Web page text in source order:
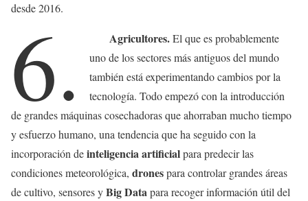
desde 2016.
6. Agricultores.El que es probablemente
uno de los sectores más antiguos del mundo
también está experimentando cambios por la
tecnología. Todo empezó con la introducción
de grandes máquinas cosechadoras que ahorraban mucho tiempo
y esfuerzo humano, una tendencia que ha seguido con la
incorporación deinteligencia artificialpara predecir las
condiciones meteorológica, dronespara controlar grandes áreas
de cultivo, sensores yBig Datapara recoger información útil del